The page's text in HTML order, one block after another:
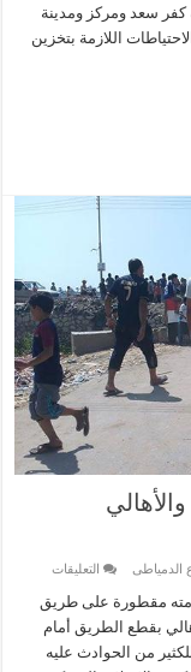
كفر سعد ومركز ومدينة
اللازمة بتخزين
الدمياطى التعليقاتعلى
شاب
بحادث
أمام
طبل
مقطورة على طريق
بقطع الطريق أمام
من الحوادث عليه